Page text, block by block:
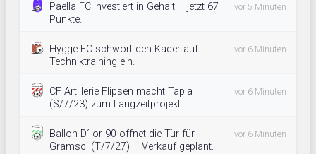
Paella FC investiert in Gehalt – jetzt 67
Punkte.
vor 5 Minuten
Hygge FC schwört den Kader auf
Techniktraining ein.
vor 6 Minuten
CF Artillerie Flipsen macht Tapia
(S/7/23) zum Langzeitprojekt.
vor 6 Minuten
Ballon D´ or 90 öffnet die Tür für
Gramsci (T/7/27) – Verkauf geplant.
vor 6 Minuten